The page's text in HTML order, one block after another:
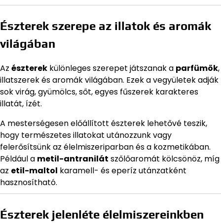
Észterek szerepe az illatok és aromák
világában
Az észterek különleges szerepet játszanak a parfümök,
illatszerek és aromák világában. Ezek a vegyületek adják
sok virág, gyümölcs, sőt, egyes fűszerek karakteres
illatát, ízét.
A mesterségesen előállított észterek lehetővé teszik,
hogy természetes illatokat utánozzunk vagy
felerősítsünk az élelmiszeriparban és a kozmetikában.
Például a metil-antranilát szőlőaromát kölcsönöz, míg
az etil-maltol karamell- és eperíz utánzatként
hasznosítható.
Észterek jelenléte élelmiszereinkben